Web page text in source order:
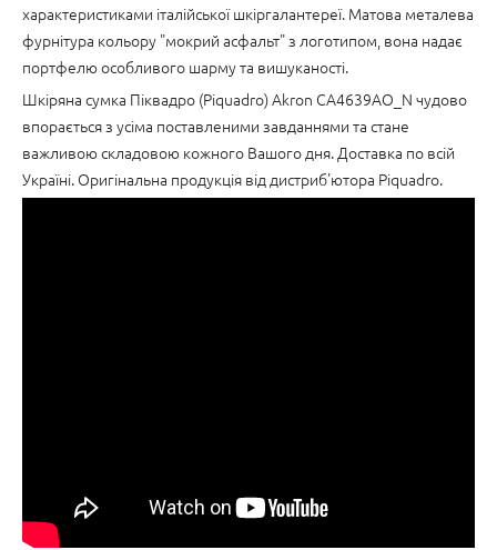
характеристиками італійської шкіргалантереї. Матова металева
фурнітура кольору "мокрий асфальт" з логотипом, вона надає
портфелю особливого шарму та вишуканості.
Шкіряна сумка Піквадро (Piquadro) Akron CA4639AO_N чудово
впорається з усіма поставленими завданнями та стане
важливою складовою кожного Вашого дня. Доставка по всій
Україні. Оригінальна продукція від дистриб'ютора Piquadro.